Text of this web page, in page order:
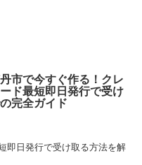
市で今すぐ作る！クレ
ド最短即日発行で受け
完全ガイド
即日発行で受け取る方法を解